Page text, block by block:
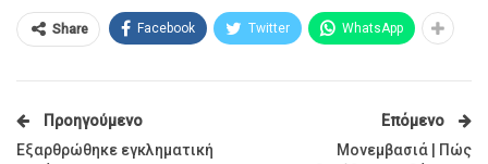
Share Facebook Twitter WhatsApp
Προηγούμενο
Εξαρθρώθηκε εγκληματική
Επόμενο
Μονεμβασιά | Πώς